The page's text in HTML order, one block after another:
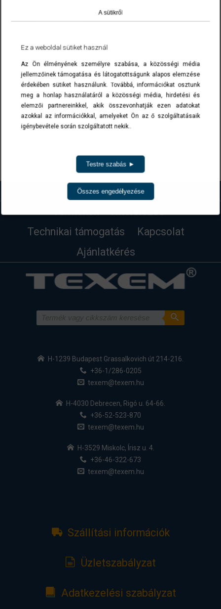
- a megadott értékekhez képest a különböző gyártóknál eltérések
lehetségesek
- szakítóerők vonatkozásában a tényleges szakítóerő meghaladja a
szabványos minimális értéket
- saját tömeg esetében a gyártási paraméterek is befolyásolják a
megadott értékeket, ezért ezek tájékoztató adatok
Vissza
Termékek
Kivitelezés
Technikai támogatás
Kapcsolat
Ajánlatkérés
H-1239 Budapest Grassalkovich út 214-216.
+36-1/286-0205
texem@texem.hu
H-4030 Debrecen, Rigó u. 64-66.
+36-52-523-870
texem@texem.hu
H-3529 Miskolc, Írisz u. 4.
+36-46-322-673
texem@texem.hu
Szállítási információk
Üzletszabályzat
Adatkezelési szabályzat
A sütikről
Ez a weboldal sütiket használ
Az Ön élményének személyre szabása, a közösségi média
jellemzőinek támogatása és látogatottságunk alapos elemzése
érdekében sütiket használunk. Továbbá, információkat osztunk
meg a honlap használatáról a közösségi média, hirdetési és
elemzői partnereinkkel, akik összevonhatják ezen adatokat
azokkal az információkkal, amelyeket Ön az ő szolgáltatásaik
igénybevétele során szolgáltatott nekik..
Testre szabás ►
Összes engedélyezése